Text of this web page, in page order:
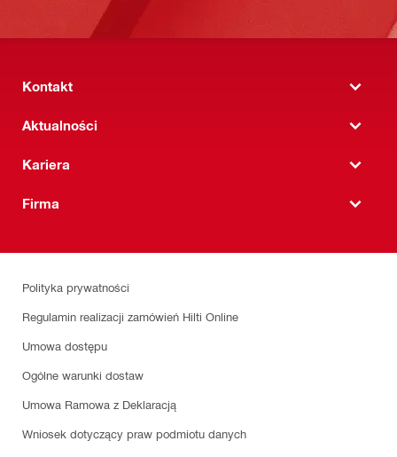
Kontakt
Aktualności
Kariera
Firma
Polityka prywatności
Regulamin realizacji zamówień Hilti Online
Umowa dostępu
Ogólne warunki dostaw
Umowa Ramowa z Deklaracją
Wniosek dotyczący praw podmiotu danych